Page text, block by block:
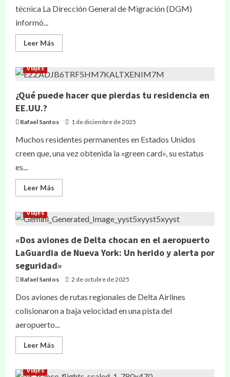
técnica La Dirección General de Migración (DGM)
informó...
Leer Más
Viajes
¿Qué puede hacer que pierdas tu residencia en
EE.UU.?
Rafael Santos 1 de diciembre de 2025
Muchos residentes permanentes en Estados Unidos
creen que, una vez obtenida la «green card», su estatus
es...
Leer Más
Viajes
«Dos aviones de Delta chocan en el aeropuerto
LaGuardia de Nueva York: Un herido y alerta por
seguridad»
Rafael Santos 2 de octubre de 2025
Dos aviones de rutas regionales de Delta Airlines
colisionaron a baja velocidad en una pista del
aeropuerto...
Leer Más
Viajes